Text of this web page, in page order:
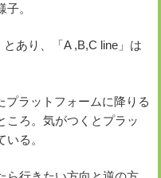
。
あり、「A ,B,C line」は
プラットフォームに降りる
ころ。気がつくとプラッ
る。